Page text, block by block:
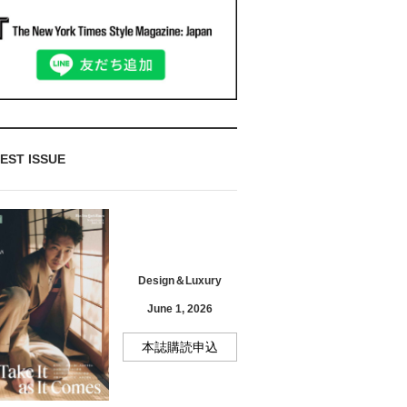
ISSUE
Design＆Luxury
June 1, 2026
本誌購読申込